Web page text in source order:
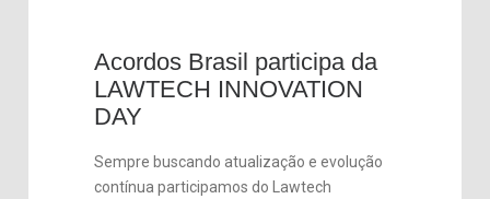
Acordos Brasil participa da
LAWTECH INNOVATION
DAY
Sempre buscando atualização e evolução
contínua participamos do Lawtech